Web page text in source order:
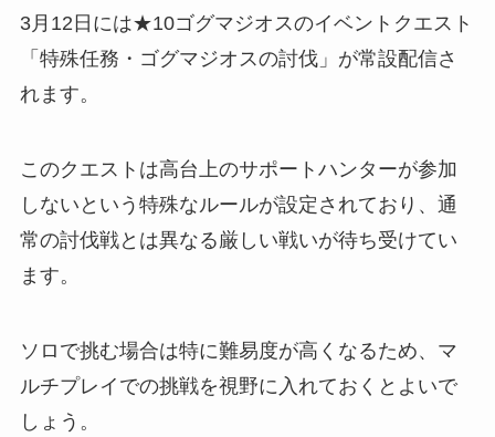
3月12日には★10ゴグマジオスのイベントクエスト
「特殊任務・ゴグマジオスの討伐」が常設配信さ
れます。
このクエストは高台上のサポートハンターが参加
しないという特殊なルールが設定されており、通
常の討伐戦とは異なる厳しい戦いが待ち受けてい
ます。
ソロで挑む場合は特に難易度が高くなるため、マ
ルチプレイでの挑戦を視野に入れておくとよいで
しょう。